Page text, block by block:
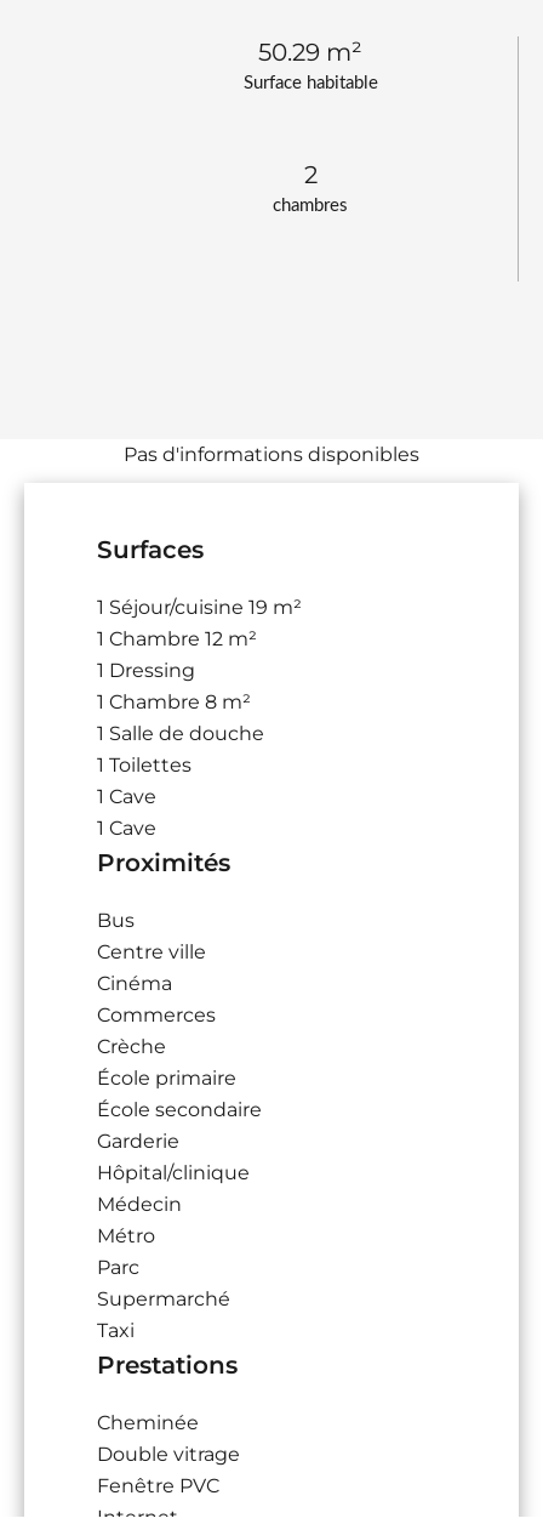
Surface habitable
50.29 m²
chambres
2
Pas d'informations disponibles
Surfaces
1 Séjour/cuisine 19 m²
1 Chambre 12 m²
1 Dressing
1 Chambre 8 m²
1 Salle de douche
1 Toilettes
1 Cave
1 Cave
Proximités
Bus
Centre ville
Cinéma
Commerces
Crèche
École primaire
École secondaire
Garderie
Hôpital/clinique
Médecin
Métro
Parc
Supermarché
Taxi
Prestations
Cheminée
Double vitrage
Fenêtre PVC
Internet